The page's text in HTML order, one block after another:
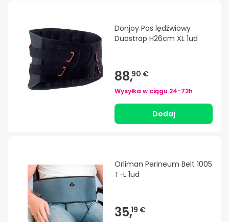
Donjoy Pas lędźwiowy
Duostrap H26cm XL 1ud
88,90 €
Wysyłka w ciągu 24-72h
Dodaj
Orliman Perineum Belt 1005
T-L 1ud
35,19 €